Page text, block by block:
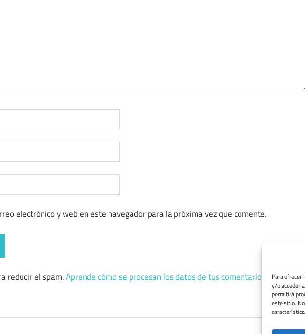
Para ofrecer
y/o acceder
permitirá
este sitio.
electrónico y web en este navegador para la próxima vez que comente.
reducir el spam.Aprende cómo se procesan los datos de tus comentarios.